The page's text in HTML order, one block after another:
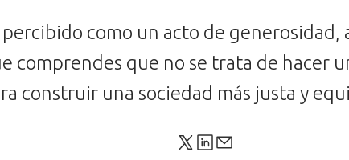
como un acto de generosidad,
comprendes que no se trata de hacer
construir una sociedad más justa y